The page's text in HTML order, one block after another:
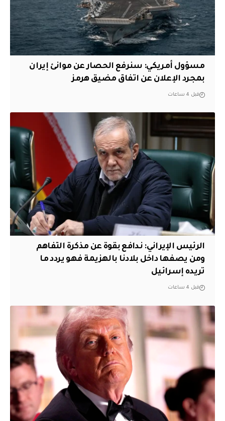
مسؤول أمريكي: سنرفع الحصار عن موانئ إيران
بمجرد الإعلان عن اتفاق مضيق هرمز
قبل 4 ساعات
الرئيس الإيراني: ندافع بقوة عن مذكرة التفاهم
ومن يصفها داخل بلادنا بالهزيمة فهو يردد ما
تريده إسرائيل
قبل 4 ساعات